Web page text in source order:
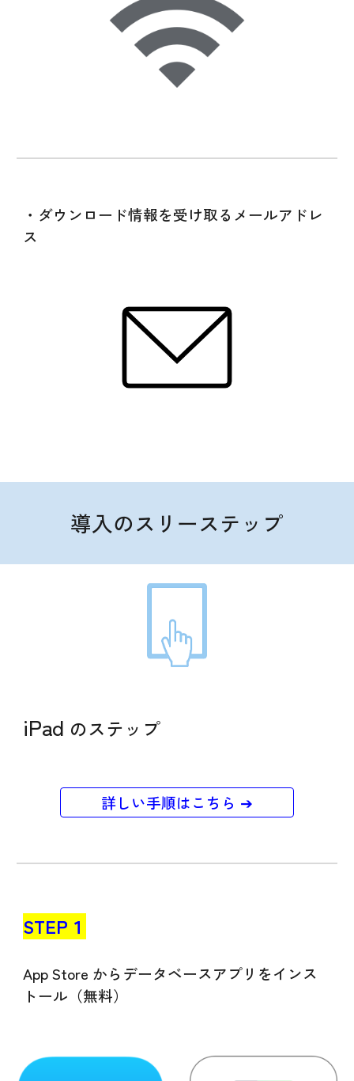
・ダウンロード情報を受け取るメールアドレ
ス
導入のスリーステップ
iPad のステップ
詳しい手順はこちら ➔
STEP１
App Store からデータベースアプリをインス
トール（無料）